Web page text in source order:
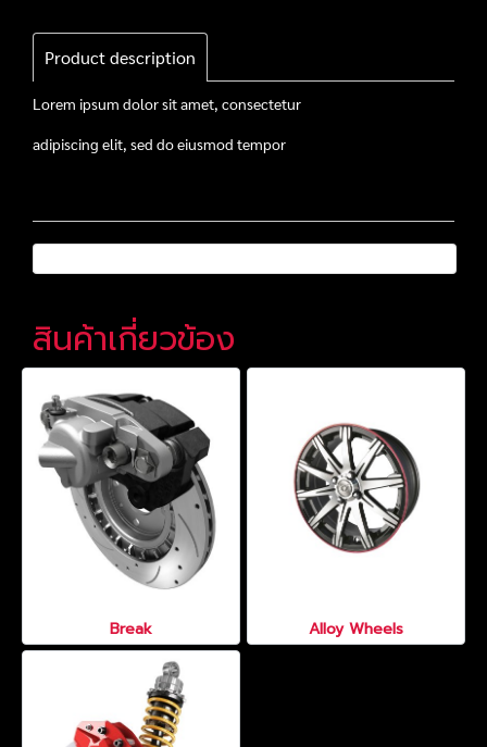
Product description
Lorem ipsum dolor sit amet, consectetur
adipiscing elit, sed do eiusmod tempor
สินค้าเกี่ยวข้อง
Break Alloy Wheels